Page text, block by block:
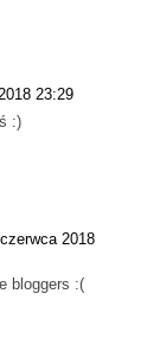
23:29
:)
2018
bloggers :(